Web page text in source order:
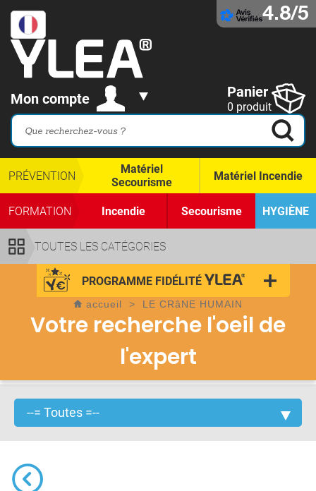
4.8/5
Mon compte Panier
0 produit
TOUTES LES CATÉGORIES
PRÉVENTION
Matériel
Secourisme
Matériel Incendie
FORMATION Incendie Secourisme HYGIÈNE
PROGRAMME FIDÉLITÉ
accueil > LE CRâNE HUMAIN
Votre recherche l'oeil de
l'expert